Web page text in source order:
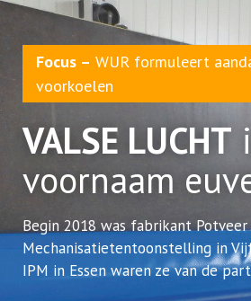
Focus – WUR formuleert
voorkoelen
VALSE LUCHT
voornaam
Begin 2018 was fabrikant
Mechanisatietentoonstelling in
IPM in Essen waren ze van de